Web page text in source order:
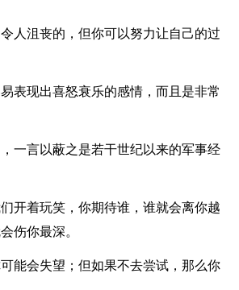
人沮丧的，但你可以努力让自己的过
表现出喜怒衰乐的感情，而且是非常
一言以蔽之是若干世纪以来的军事经
开着玩笑，你期待谁，谁就会离你越
伤你最深。
能会失望；但如果不去尝试，那么你